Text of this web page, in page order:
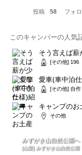
投稿 58 フォ
このキャンパーの人気
そう言えば薪
[その他] 196
愛車(車中泊
[その他] 自作
キャンプのお
その他
みずがき山自然公園へ
[山梨] みずがき山自然公園